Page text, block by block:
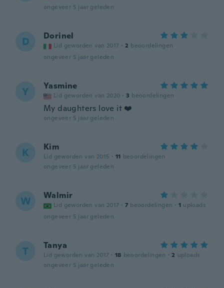
ongeveer 5 jaar geleden
D Dorinel
Lid geworden van 2017 · 2 beoordelingen
ongeveer 5 jaar geleden
Y Yasmine
Lid geworden van 2020 · 3 beoordelingen
My daughters love it ❤️
ongeveer 5 jaar geleden
K Kim
Lid geworden van 2015 · 11 beoordelingen
ongeveer 5 jaar geleden
W Walmir
Lid geworden van 2017 · 7 beoordelingen · 1 uploads
ongeveer 5 jaar geleden
T Tanya
Lid geworden van 2017 · 18 beoordelingen · 2 uploads
ongeveer 5 jaar geleden